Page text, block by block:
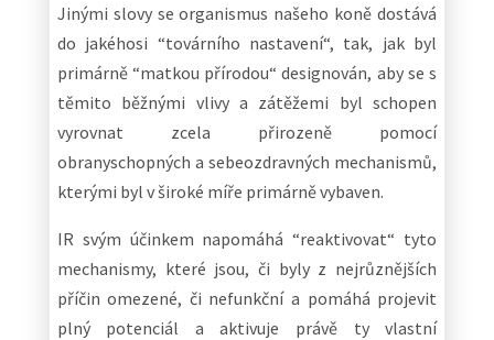
Jinými slovy se organismus našeho koně dostává
do jakéhosi “továrního nastavení“, tak, jak byl
primárně “matkou přírodou“ designován, aby se s
těmito běžnými vlivy a zátěžemi byl schopen
vyrovnat zcela přirozeně pomocí
obranyschopných a sebeozdravných mechanismů,
kterými byl v široké míře primárně vybaven.
IR svým účinkem napomáhá “reaktivovat“ tyto
mechanismy, které jsou, či byly z nejrůznějších
příčin omezené, či nefunkční a pomáhá projevit
plný potenciál a aktivuje právě ty vlastní